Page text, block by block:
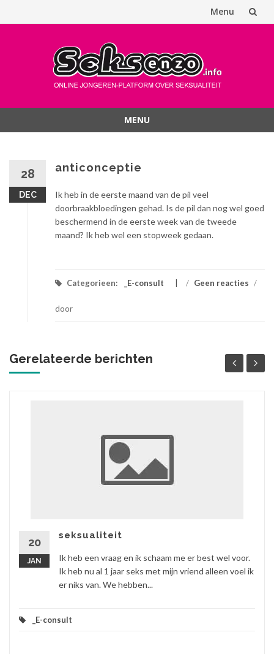
Menu
MENU
28
DEC
anticonceptie
Ik heb in de eerste maand van de pil veel
doorbraakbloedingen gehad. Is de pil dan nog wel goed
beschermend in de eerste week van de tweede
maand? Ik heb wel een stopweek gedaan.
Categorieen: _E-consult / Geen reacties /
door
Gerelateerde berichten
20
JAN
seksualiteit
Ik heb een vraag en ik schaam me er best wel voor.
Ik heb nu al 1 jaar seks met mijn vriend alleen voel ik
er niks van. We hebben...
_E-consult